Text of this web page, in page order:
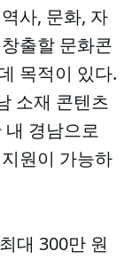
사, 문화, 자
출할 문화콘
목적이 있다.
소재 콘텐츠
내 경남으로
원이 가능하
대 300만 원